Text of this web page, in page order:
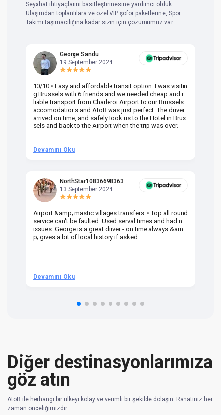
Seyahat ihtiyaçlarını basitleştirmesine yardımcı olduk.
Ulaşımdan toplantılara ve özel VIP şoför paketlerine, Spor
Takımı taşımacılığına kadar sizin için çözümümüz var.
George Sandu
19 September 2024
10/10 • Easy and affordable transit option. I was visitin
g Brussels with 6 friends and we needed cheap and re
liable transport from Charleroi Airport to our Brussels
accomodations and AtoB was just perfect. The driver
arrived on time, and safely took us to the Hotel in Brus
sels and back to the Airport when the trip was over.
Devamını Oku
NorthStar10836698363
13 September 2024
Airport &amp; mastic villages transfers. • Top all round
service can't be faulted. Used serval times and had no
issues. George is a great driver - on time always &am
p; gives a bit of local history if asked.
Devamını Oku
Diğer destinasyonlarımıza
göz atın
AtoB ile herhangi bir ülkeyi kolay ve verimli bir şekilde dolaşın. Rahatınız her
zaman önceliğimizdir.